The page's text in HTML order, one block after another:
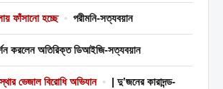
ফাঁসানো হচ্ছে • পরীমনি-সত্যবয়ান
করলেন অতিরিক্ত ডিআইজি-সত্যবয়ান
ভেজাল বিরোধি অভিযান •
| দু’জনের কারাদন্ড-